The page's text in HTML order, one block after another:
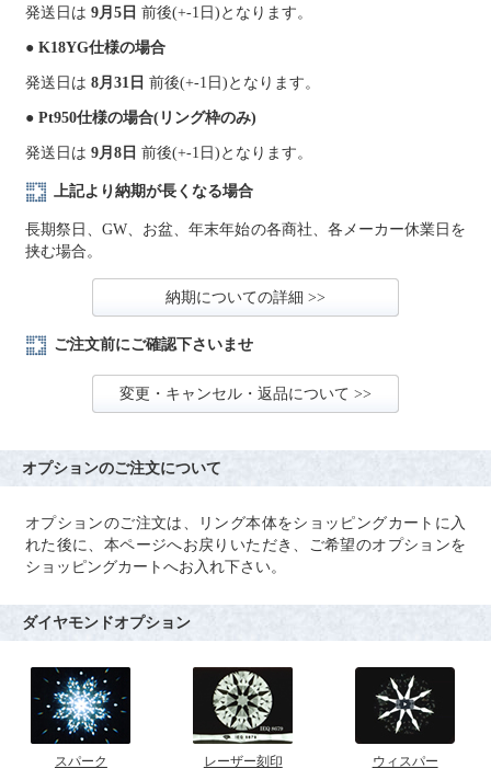
発送日は 9月5日 前後(+-1日)となります。
● K18YG仕様の場合
発送日は 8月31日 前後(+-1日)となります。
● Pt950仕様の場合(リング枠のみ)
発送日は 9月8日 前後(+-1日)となります。
上記より納期が長くなる場合
長期祭日、GW、お盆、年末年始の各商社、各メーカー休業日を
挟む場合。
納期についての詳細 >>
ご注文前にご確認下さいませ
変更・キャンセル・返品について >>
オプションのご注文について
オプションのご注文は、リング本体をショッピングカートに入
れた後に、本ページへお戻りいただき、ご希望のオプションを
ショッピングカートへお入れ下さい。
ダイヤモンドオプション
スパーク レーザー刻印 ウィスパー